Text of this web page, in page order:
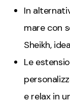
In
mare con
Sheikh,
Le
e relax in